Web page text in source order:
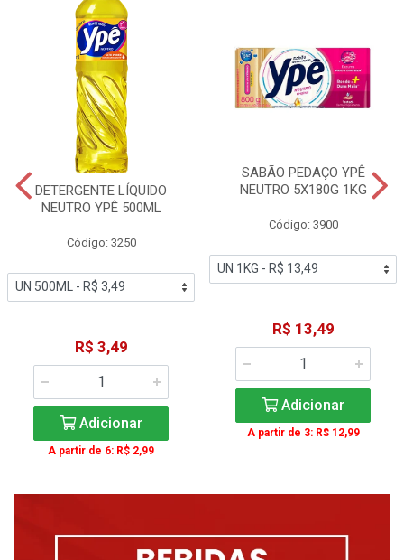
DETERGENTE LÍQUIDO
NEUTRO YPÊ 500ML
Código: 3250
R$ 3,49
Adicionar
A partir de 6: R$ 2,99
SABÃO PEDAÇO YPÊ
NEUTRO 5X180G 1KG
Código: 3900
R$ 13,49
Adicionar
A partir de 3: R$ 12,99